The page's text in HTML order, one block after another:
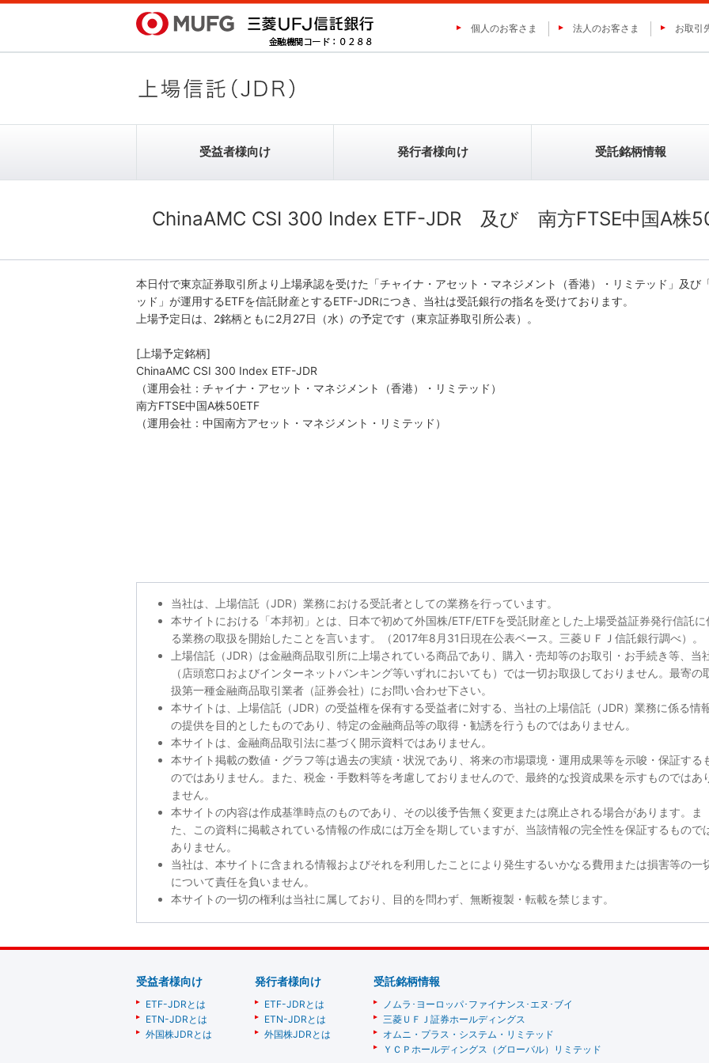
ChinaAMC CSI 300 Index ETF-JDR 及び 南方FTSE中国A株
本日付で東京証券取引所より上場承認を受けた「チャイナ・アセット・マネジメント（香港）・リミテッド」及び
ッド」が運用するETFを信託財産とするETF-JDRにつき、当社は受託銀行の指名を受けております。
上場予定日は、2銘柄ともに2月27日（水）の予定です（東京証券取引所公表）。
[上場予定銘柄]
ChinaAMC CSI 300 Index ETF-JDR
（運用会社：チャイナ・アセット・マネジメント（香港）・リミテッド）
南方FTSE中国A株50ETF
（運用会社：中国南方アセット・マネジメント・リミテッド）
個人のお客さま 法人のお客さま お取引
受益者様向け
受益者様向け
ETF-JDRとは ETN-JDRとは 外国株JDRとは
発行者様向け
発行者様向け
ETF-JDRとは ETN-JDRとは 外国株JDRとは
受託銘柄情報
受託銘柄情報
三菱ＵＦＪ証券ホールディングス
当社は、上場信託（JDR）業務における受託者としての業務を行っています。
本サイトにおける「本邦初」とは、日本で初めて外国株/ETF/ETFを受託財産とした上場受益証券発行信託に
る業務の取扱を開始したことを言います。（2017年8月31日現在公表ベース。三菱ＵＦＪ信託銀行調べ）。
上場信託（JDR）は金融商品取引所に上場されている商品であり、購入・売却等のお取引・お手続き等、当
（店頭窓口およびインターネットバンキング等いずれにおいても）では一切お取扱しておりません。最寄の
扱第一種金融商品取引業者（証券会社）にお問い合わせ下さい。
本サイトは、上場信託（JDR）の受益権を保有する受益者に対する、当社の上場信託（JDR）業務に係る情
の提供を目的としたものであり、特定の金融商品等の取得・勧誘を行うものではありません。
本サイトは、金融商品取引法に基づく開示資料ではありません。
本サイト掲載の数値・グラフ等は過去の実績・状況であり、将来の市場環境・運用成果等を示唆・保証する
のではありません。また、税金・手数料等を考慮しておりませんので、最終的な投資成果を示すものではあ
ません。
本サイトの内容は作成基準時点のものであり、その以後予告無く変更または廃止される場合があります。ま
た、この資料に掲載されている情報の作成には万全を期していますが、当該情報の完全性を保証するもので
ありません。
当社は、本サイトに含まれる情報およびそれを利用したことにより発生するいかなる費用または損害等の一
について責任を負いません。
本サイトの一切の権利は当社に属しており、目的を問わず、無断複製・転載を禁じます。
受益者様向け
ETF-JDRとは
ETN-JDRとは
外国株JDRとは
発行者様向け
ETF-JDRとは
ETN-JDRとは
外国株JDRとは
受託銘柄情報
ノムラ･ヨーロッパ･ファイナンス･エヌ･ブイ
三菱ＵＦＪ証券ホールディングス
オムニ・プラス・システム・リミテッド
ＹＣＰホールディングス（グローバル）リミテッド